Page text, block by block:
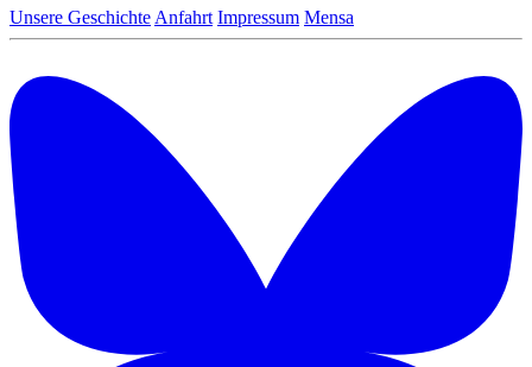
Unsere Geschichte Anfahrt Impressum Mensa